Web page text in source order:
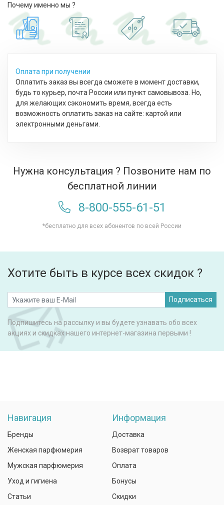
Почему именно мы ?
Оплата при получении
Оплатить заказ вы всегда сможете в момент доставки,
будь то курьер, почта России или пункт самовывоза. Но,
для желающих сэкономить время, всегда есть
возможность оплатить заказ на сайте: картой или
электронными деньгами.
Нужна консультация ? Позвоните нам по
бесплатной линии
8-800-555-61-51
*бесплатно для всех абонентов по всей России
Хотите быть в курсе всех скидок ?
Подписаться
Подпишитесь на рассылку и вы будете узнавать обо всех
акциях и скидках нашего интернет-магазина первыми !
Навигация
Бренды
Женская парфюмерия
Мужская парфюмерия
Уход и гигиена
Статьи
Информация
Доставка
Возврат товаров
Оплата
Бонусы
Скидки